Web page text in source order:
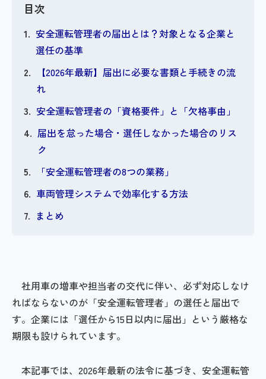
目次
安全運転管理者の届出とは？対象となる企業と
選任の基準
【2026年最新】届出に必要な書類と手続きの流
れ
安全運転管理者の「資格要件」と「欠格事由」
届出を怠った場合・選任しなかった場合のリス
ク
「安全運転管理者の8つの業務」
車両管理システムで効率化する方法
まとめ
社用車の増車や担当者の交代に伴い、必ず対応しなけ
ればならないのが「安全運転管理者」の選任と届出で
す。企業には「選任から15日以内に届出」という厳格な
期限も設けられています。
本記事では、2026年最新の法令に基づき、安全運転管